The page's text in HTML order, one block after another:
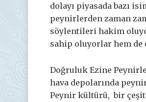
dolayı piyasada bazı
peynirlerden zaman
söylentileri hakim
sahip oluyorlar hem de
Doğruluk Ezine
hava depolarında
Peynir kültürü, bir çeşit